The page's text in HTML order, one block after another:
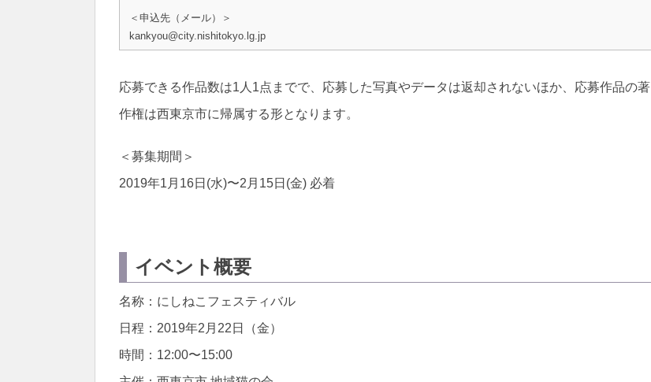
＜申込先（メール）＞
kankyou@city.nishitokyo.lg.jp
応募できる作品数は1人1点までで、応募した写真やデータは返却されないほか、応募作品の著
作権は西東京市に帰属する形となります。
＜募集期間＞
2019年1月16日(水)〜2月15日(金) 必着
イベント概要
名称：にしねこフェスティバル
日程：2019年2月22日（金）
時間：12:00〜15:00